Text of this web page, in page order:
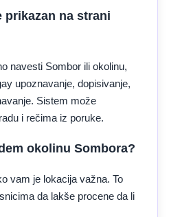
prikazan na strani
navesti Sombor ili okolinu,
upoznavanje, dopisivanje,
Sistem može
i rečima iz poruke.
okolinu Sombora?
vam je lokacija važna. To
da lakše procene da li